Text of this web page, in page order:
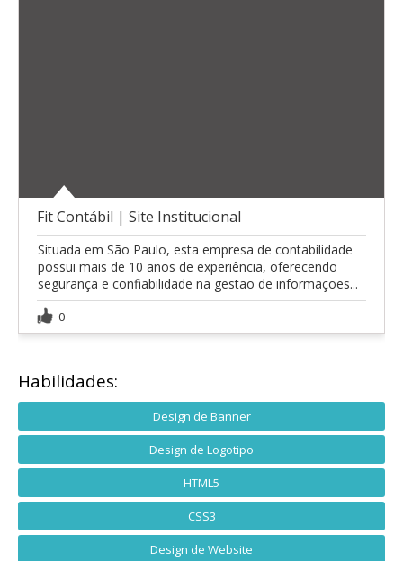
Fit Contábil | Site Institucional
Situada em São Paulo, esta empresa de contabilidade
possui mais de 10 anos de experiência, oferecendo
segurança e confiabilidade na gestão de informações...
0
Habilidades:
Design de Banner
Design de Logotipo
HTML5
CSS3
Design de Website